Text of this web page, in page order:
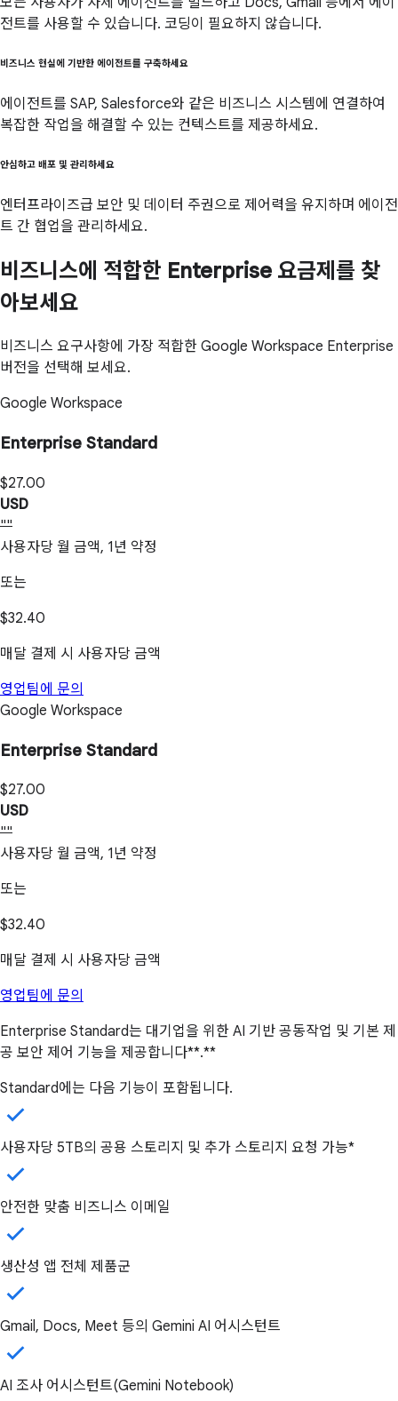
전트를 사용할 수 있습니다. 코딩이 필요하지 않습니다.
비즈니스 현실에 기반한 에이전트를 구축하세요
에이전트를 SAP, Salesforce와 같은 비즈니스 시스템에 연결하여
복잡한 작업을 해결할 수 있는 컨텍스트를 제공하세요.
안심하고 배포 및 관리하세요
엔터프라이즈급 보안 및 데이터 주권으로 제어력을 유지하며 에이전
트 간 협업을 관리하세요.
비즈니스에 적합한 Enterprise 요금제를 찾
아보세요
비즈니스 요구사항에 가장 적합한 Google Workspace Enterprise
버전을 선택해 보세요.
Google Workspace
Enterprise Standard
$27.00
USD
""
사용자당 월 금액, 1년 약정
또는
$32.40
매달 결제 시 사용자당 금액
영업팀에 문의
Google Workspace
Enterprise Standard
$27.00
USD
""
사용자당 월 금액, 1년 약정
또는
$32.40
매달 결제 시 사용자당 금액
영업팀에 문의
Enterprise Standard는 대기업을 위한 AI 기반 공동작업 및 기본 제
공 보안 제어 기능을 제공합니다**.**
Standard에는 다음 기능이 포함됩니다.
사용자당 5TB의 공용 스토리지 및 추가 스토리지 요청 가능*
안전한 맞춤 비즈니스 이메일
생산성 앱 전체 제품군
Gmail, Docs, Meet 등의 Gemini AI 어시스턴트
AI 조사 어시스턴트(Gemini Notebook)